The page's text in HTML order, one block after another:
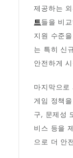
제공하는
트들을 비
지원 수준
는 특히 신
안전하게
마지막으로
게임 정책
구, 문제성
비스 등을
으로 더 안